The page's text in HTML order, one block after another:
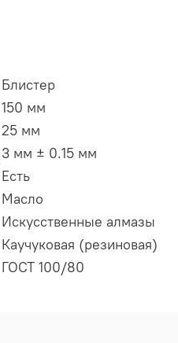
Блистер
150 мм
25 мм
3 мм ± 0.15 мм
Есть
Масло
Искусственные алмазы
Каучуковая (резиновая)
ГОСТ 100/80